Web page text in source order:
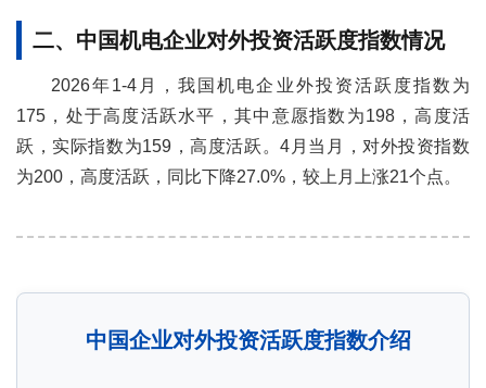
二、中国机电企业对外投资活跃度指数情况
2026年1-4月，我国机电企业外投资活跃度指数为
175，处于高度活跃水平，其中意愿指数为198，高度活
跃，实际指数为159，高度活跃。4月当月，对外投资指数
为200，高度活跃，同比下降27.0%，较上月上涨21个点。
中国企业对外投资活跃度指数介绍